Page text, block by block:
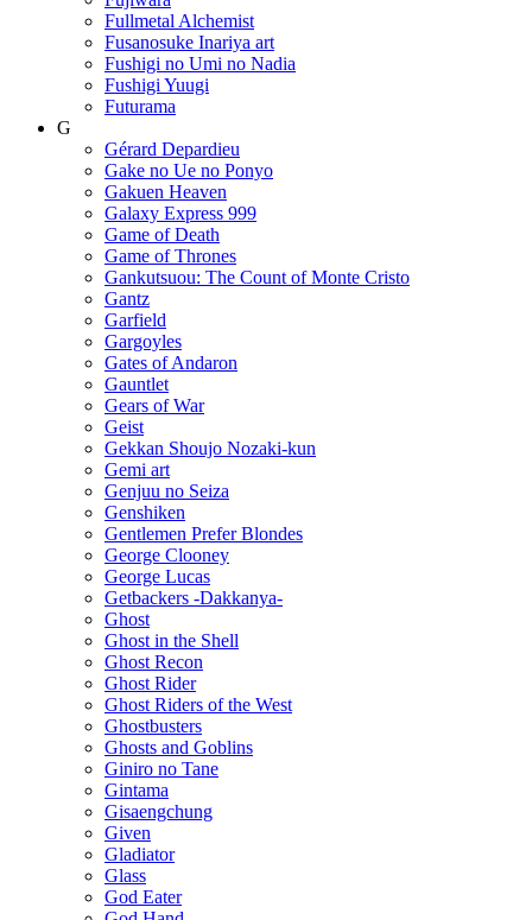
Fullmetal Alchemist
Fusanosuke Inariya art
Fushigi no Umi no Nadia
Fushigi Yuugi
Futurama
G
Gérard Depardieu
Gake no Ue no Ponyo
Gakuen Heaven
Galaxy Express 999
Game of Death
Game of Thrones
Gankutsuou: The Count of Monte Cristo
Gantz
Garfield
Gargoyles
Gates of Andaron
Gauntlet
Gears of War
Geist
Gekkan Shoujo Nozaki-kun
Gemi art
Genjuu no Seiza
Genshiken
Gentlemen Prefer Blondes
George Clooney
George Lucas
Getbackers -Dakkanya-
Ghost
Ghost in the Shell
Ghost Recon
Ghost Rider
Ghost Riders of the West
Ghostbusters
Ghosts and Goblins
Giniro no Tane
Gintama
Gisaengchung
Given
Gladiator
Glass
God Eater